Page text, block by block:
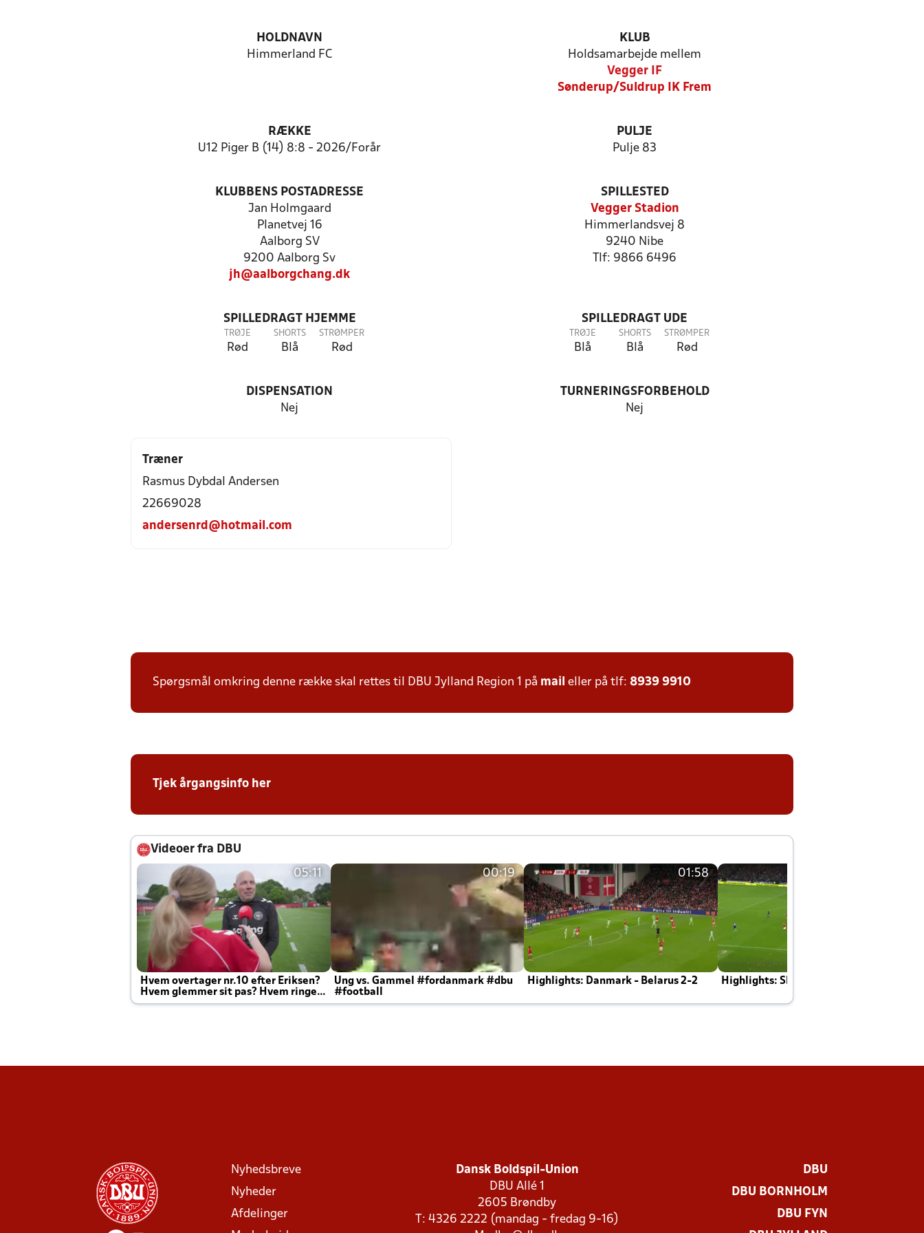
HOLDNAVN
Himmerland FC
KLUB
Holdsamarbejde mellem
Vegger IF
Sønderup/Suldrup IK Frem
RÆKKE
U12 Piger B (14) 8:8 - 2026/Forår
PULJE
Pulje 83
KLUBBENS POSTADRESSE
Jan Holmgaard
Planetvej 16
Aalborg SV
9200 Aalborg Sv
jh@aalborgchang.dk
SPILLESTED
Vegger Stadion
Himmerlandsvej 8
9240 Nibe
Tlf: 9866 6496
SPILLEDRAGT HJEMME
TRØJE
Rød
SHORTS
Blå
STRØMPER
Rød
SPILLEDRAGT UDE
TRØJE
Blå
SHORTS
Blå
STRØMPER
Rød
DISPENSATION
Nej
TURNERINGSFORBEHOLD
Nej
Træner
Rasmus Dybdal Andersen
22669028
andersenrd@hotmail.com
Spørgsmål omkring denne række skal rettes til DBU Jylland Region 1 på mail eller på tlf: 8939 9910
Tjek årgangsinfo her
Videoer fra DBU
05:11
Hvem overtager nr.10 efter Eriksen?
Hvem glemmer sit pas? Hvem ringer
Joachim altid til efter kampe?
00:19
Ung vs. Gammel #fordanmark #dbu
#football
01:58
Highlights: Danmark - Belarus 2-2 Highlights: Skotland - Danmark 4-2
Nyhedsbreve
Nyheder
Afdelinger
Dansk Boldspil-Union
DBU Allé 1
2605 Brøndby
T: 4326 2222 (mandag - fredag 9-16)
DBU
DBU BORNHOLM
DBU FYN